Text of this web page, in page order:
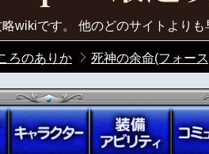
wikiです。 他のどのサイトよりも
ろのありか 死神の余命(フォー